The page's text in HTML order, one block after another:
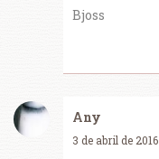
Bjoss
Any
3 de abril de